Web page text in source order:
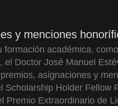
y menciones
formación académica,
el Doctor José Manuel
asignaciones y
Scholarship Holder Fellow
Premio Extraordinario de